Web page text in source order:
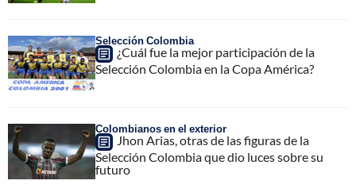
Selección Colombia
¿Cuál fue la mejor participación de la
Selección Colombia en la Copa América?
Colombianos en el exterior
Jhon Arias, otras de las figuras de la
Selección Colombia que dio luces sobre su
futuro